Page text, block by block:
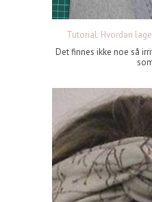
Tutorial: Hvordan
Det finnes ikke noe så